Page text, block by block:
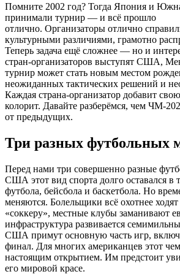
Помните 2002 год? Тогда Япония и
принимали турнир — и всё прошло
отлично. Организаторы отлично
культурными различиями, грамотно
Теперь задача ещё сложнее — но и
стран-организаторов выступят США,
турнир может стать новым местом
неожиданных тактических решений и
Каждая страна-организатор добавит
колорит. Давайте разберёмся, чем ЧМ-
от предыдущих.
Три разных футбольных
Перед нами три совершенно разные
США этот вид спорта долго оставался в
футбола, бейсбола и баскетбола. Но
меняются. Болельщики всё охотнее
«соккеру», местные клубы заманивают
инфраструктура развивается
США примут основную часть игр,
финал. Для многих американцев этот
настоящим открытием. Им предстоит
его мировой красе.